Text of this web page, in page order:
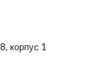
корпус 1